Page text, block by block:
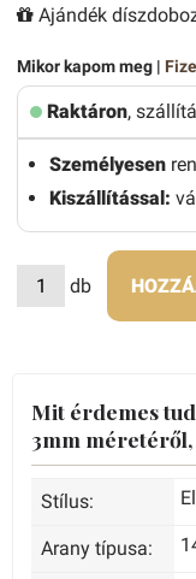
Ajándék
Mikor kapom meg |
Raktáron,
Személyesen
Kiszállítással:
db
Mit érdemes
3mm
Stílus:
Arany típusa: